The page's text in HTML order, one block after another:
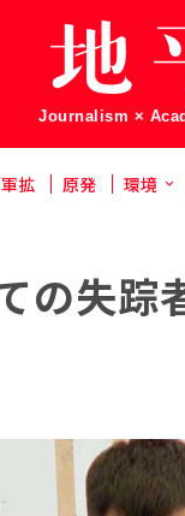
Journalism ×
拡 原発 環境
の失踪